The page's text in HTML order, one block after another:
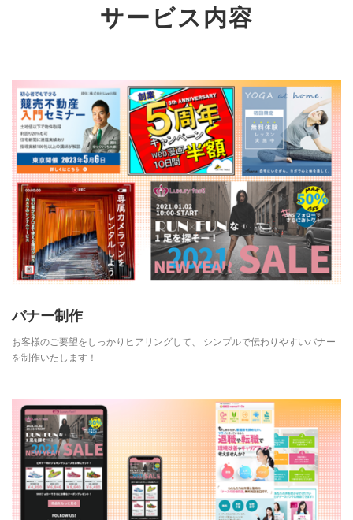
サービス内容
バナー制作
お客様のご要望をしっかりヒアリングして、 シンプルで伝わりやすいバナー
を制作いたします！